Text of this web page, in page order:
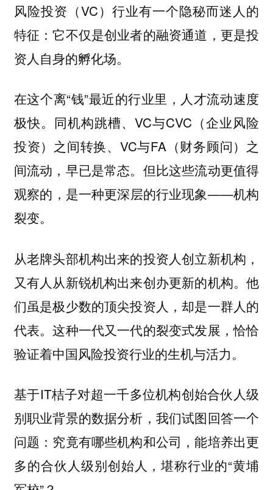
风险投资（VC）行业有一个隐秘而迷人的
特征：它不仅是创业者的融资通道，更是投
资人自身的孵化场。
在这个离“钱”最近的行业里，人才流动速度
极快。同机构跳槽、VC与CVC（企业风险
投资）之间转换、VC与FA（财务顾问）之
间流动，早已是常态。但比这些流动更值得
观察的，是一种更深层的行业现象——机构
裂变。
从老牌头部机构出来的投资人创立新机构，
又有人从新锐机构出来创办更新的机构。他
们虽是极少数的顶尖投资人，却是一群人的
代表。这种一代又一代的裂变式发展，恰恰
验证着中国风险投资行业的生机与活力。
基于IT桔子对超一千多位机构创始合伙人级
别职业背景的数据分析，我们试图回答一个
问题：究竟有哪些机构和公司，能培养出更
多的合伙人级别创始人，堪称行业的“黄埔